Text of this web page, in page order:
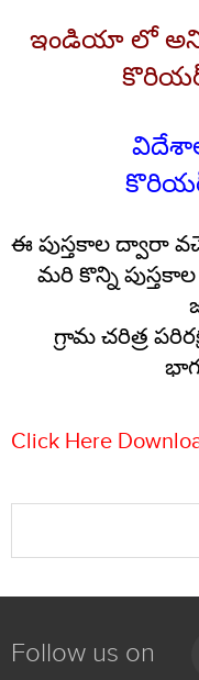
ఇండియా లో అన్ని
ఈ పుస్తకాల ద్వారా
మరి కొన్ని
గ్రామ చరిత్ర
Click Here
Follow us on